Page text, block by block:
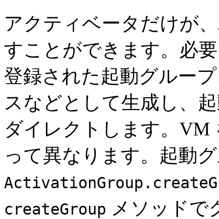
アクティベータだけが、
すことができます。必
登録された起動グルー
スなどとして生成し、
ダイレクトします。VM
って異なります。起動
createGroup メソッドで